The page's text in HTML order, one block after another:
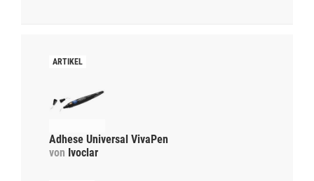
Adhese Universal VivaPen
von Ivoclar